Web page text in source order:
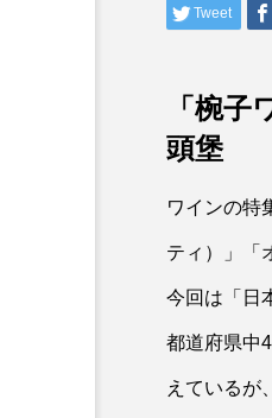
Tweet
「 椀子
頭堡
ワインの特
ティ）」「
今回は「日
都道府県中
えているが